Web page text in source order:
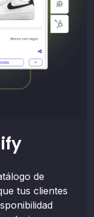
de
tus clientes